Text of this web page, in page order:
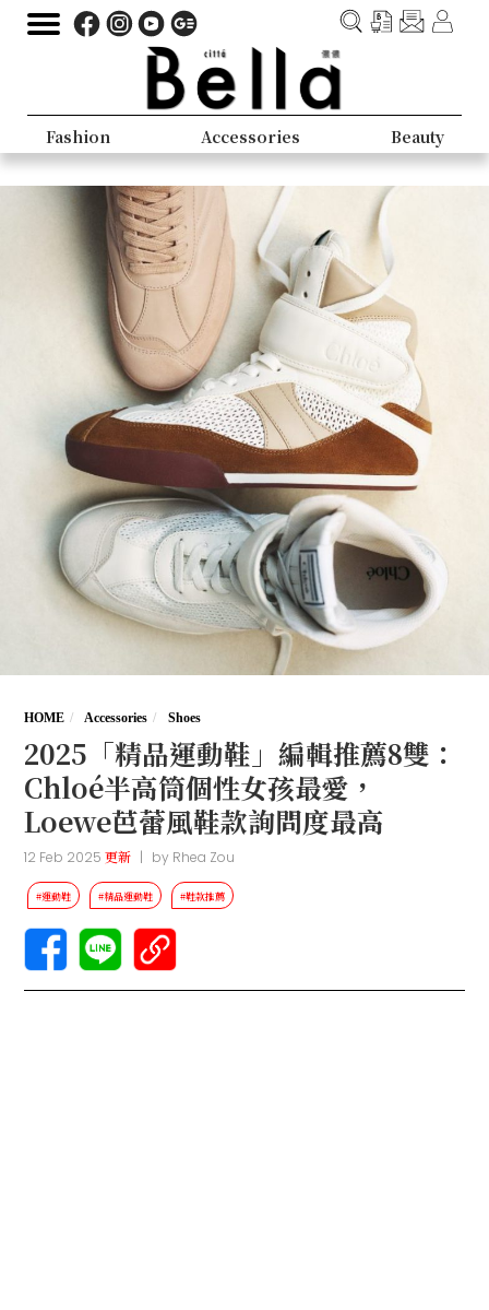
Fashion Accessories Beauty
HOME Accessories Shoes
2025「精品運動鞋」編輯推薦8雙：
Chloé半高筒個性女孩最愛，
Loewe芭蕾風鞋款詢問度最高
12 Feb 2025更新 | by Rhea Zou
#運動鞋 #精品運動鞋 #鞋款推薦